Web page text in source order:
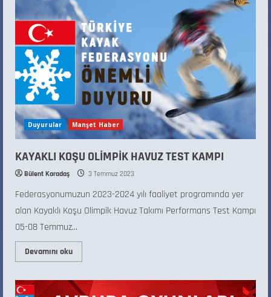
Duyurular Manşet Haber
KAYAKLI KOŞU OLİMPİK HAVUZ TEST KAMPI
Bülent Karadaş 3 Temmuz 2023
Federasyonumuzun 2023-2024 yılı faaliyet programında yer
alan Kayaklı Koşu Olimpik Havuz Takımı Performans Test Kampı
05-08 Temmuz...
Devamını oku